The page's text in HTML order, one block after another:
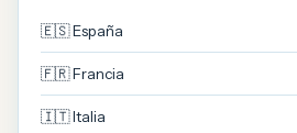
🇪🇸 España
🇫🇷 Francia
🇮🇹 Italia